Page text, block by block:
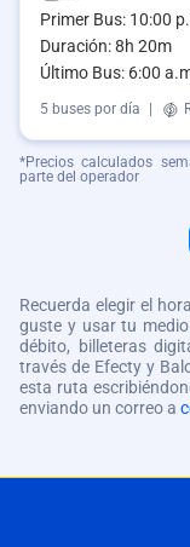
Primer Bus: 10:00
Duración: 8h 20m
Último Bus: 6:00
5 buses por día |
*Precios calculados
parte del operador
Recuerda elegir el
guste y usar tu
débito, billeteras
través de Efecty y
esta ruta
enviando un correo a